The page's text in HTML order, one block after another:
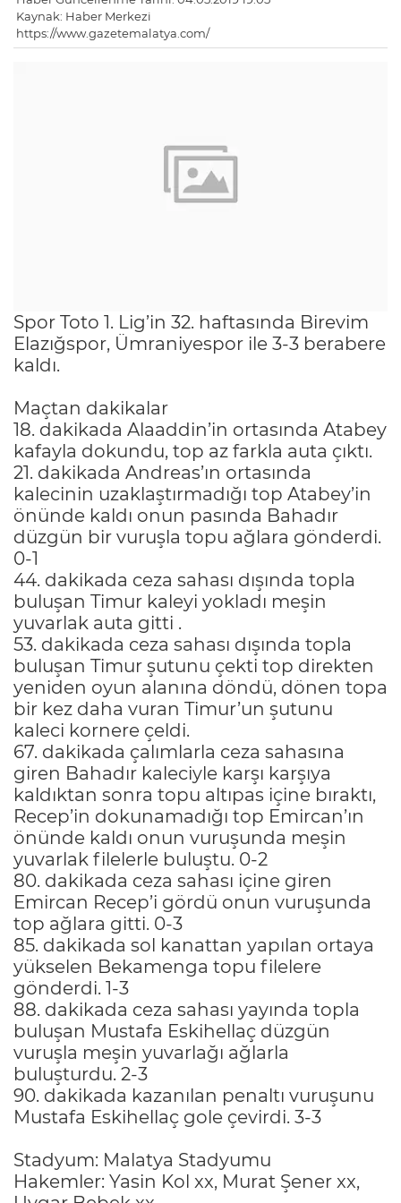
Kaynak: Haber Merkezi
https://www.gazetemalatya.com/
Spor Toto 1. Lig’in 32. haftasında Birevim
Elazığspor, Ümraniyespor ile 3-3 berabere
kaldı.
Maçtan dakikalar
18. dakikada Alaaddin’in ortasında Atabey
kafayla dokundu, top az farkla auta çıktı.
21. dakikada Andreas’ın ortasında
kalecinin uzaklaştırmadığı top Atabey’in
önünde kaldı onun pasında Bahadır
düzgün bir vuruşla topu ağlara gönderdi.
0-1
44. dakikada ceza sahası dışında topla
buluşan Timur kaleyi yokladı meşin
yuvarlak auta gitti .
53. dakikada ceza sahası dışında topla
buluşan Timur şutunu çekti top direkten
yeniden oyun alanına döndü, dönen topa
bir kez daha vuran Timur’un şutunu
kaleci kornere çeldi.
67. dakikada çalımlarla ceza sahasına
giren Bahadır kaleciyle karşı karşıya
kaldıktan sonra topu altıpas içine bıraktı,
Recep’in dokunamadığı top Emircan’ın
önünde kaldı onun vuruşunda meşin
yuvarlak filelerle buluştu. 0-2
80. dakikada ceza sahası içine giren
Emircan Recep’i gördü onun vuruşunda
top ağlara gitti. 0-3
85. dakikada sol kanattan yapılan ortaya
yükselen Bekamenga topu filelere
gönderdi. 1-3
88. dakikada ceza sahası yayında topla
buluşan Mustafa Eskihellaç düzgün
vuruşla meşin yuvarlağı ağlarla
buluşturdu. 2-3
90. dakikada kazanılan penaltı vuruşunu
Mustafa Eskihellaç gole çevirdi. 3-3
Stadyum: Malatya Stadyumu
Hakemler: Yasin Kol xx, Murat Şener xx,